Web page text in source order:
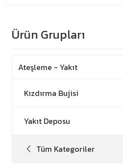
Ürün Grupları
Ateşleme - Yakıt
Kızdırma Bujisi
Yakıt Deposu
Tüm Kategoriler